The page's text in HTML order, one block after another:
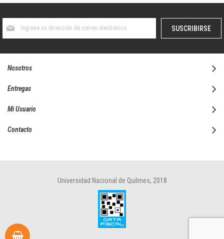
boletín
SUSCRIBIRSE
Nosotros
Entregas
Mi Usuario
Contacto
Universidad Nacional de Quilmes, 2018